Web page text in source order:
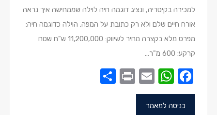
למכירה בקיסריה, ונציג דוגמה חיה לוילה שממחישה איך נראה
אורח חיים שלם ולא רק כתובת על המפה. הוילה כדוגמה חיה:
מפרט מלא בקצרה מחיר לשיווק: 11,200,000 ש"ח שטח
קרקע: 600 מ"ר…
Facebook
WhatsApp
Email
Print
כניסה למאמר